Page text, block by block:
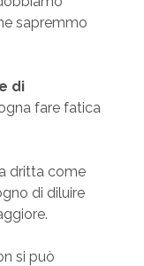
sapremmo
di
fare fatica
dritta come
di diluire
si può